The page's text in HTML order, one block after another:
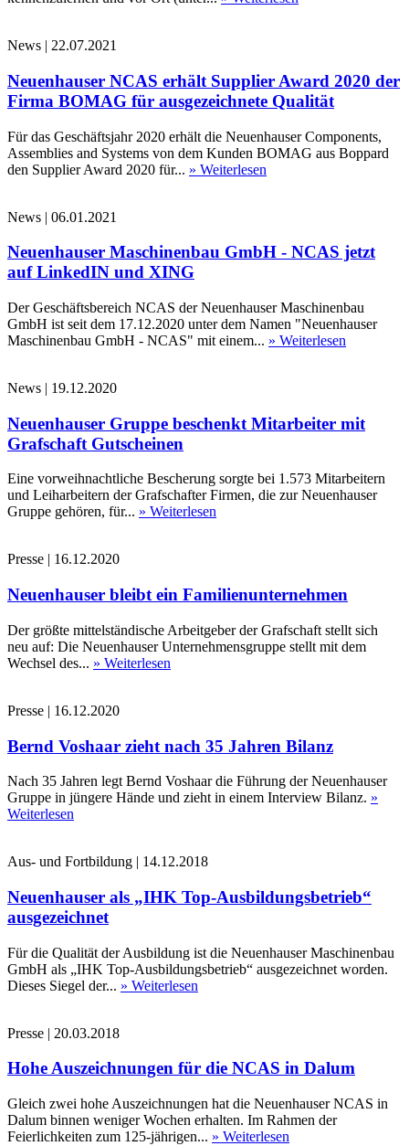
News | 22.07.2021
Neuenhauser NCAS erhält Supplier Award 2020 der
Firma BOMAG für ausgezeichnete Qualität
Für das Geschäftsjahr 2020 erhält die Neuenhauser Components,
Assemblies and Systems von dem Kunden BOMAG aus Boppard
den Supplier Award 2020 für... » Weiterlesen
News | 06.01.2021
Neuenhauser Maschinenbau GmbH - NCAS jetzt
auf LinkedIN und XING
Der Geschäftsbereich NCAS der Neuenhauser Maschinenbau
GmbH ist seit dem 17.12.2020 unter dem Namen "Neuenhauser
Maschinenbau GmbH - NCAS" mit einem... » Weiterlesen
News | 19.12.2020
Neuenhauser Gruppe beschenkt Mitarbeiter mit
Grafschaft Gutscheinen
Eine vorweihnachtliche Bescherung sorgte bei 1.573 Mitarbeitern
und Leiharbeitern der Grafschafter Firmen, die zur Neuenhauser
Gruppe gehören, für... » Weiterlesen
Presse | 16.12.2020
Neuenhauser bleibt ein Familienunternehmen
Der größte mittelständische Arbeitgeber der Grafschaft stellt sich
neu auf: Die Neuenhauser Unternehmensgruppe stellt mit dem
Wechsel des... » Weiterlesen
Presse | 16.12.2020
Bernd Voshaar zieht nach 35 Jahren Bilanz
Nach 35 Jahren legt Bernd Voshaar die Führung der Neuenhauser
Gruppe in jüngere Hände und zieht in einem Interview Bilanz. »
Weiterlesen
Aus- und Fortbildung | 14.12.2018
Neuenhauser als „IHK Top-Ausbildungsbetrieb“
ausgezeichnet
Für die Qualität der Ausbildung ist die Neuenhauser Maschinenbau
GmbH als „IHK Top-Ausbildungsbetrieb“ ausgezeichnet worden.
Dieses Siegel der... » Weiterlesen
Presse | 20.03.2018
Hohe Auszeichnungen für die NCAS in Dalum
Gleich zwei hohe Auszeichnungen hat die Neuenhauser NCAS in
Dalum binnen weniger Wochen erhalten. Im Rahmen der
Feierlichkeiten zum 125-jährigen... » Weiterlesen